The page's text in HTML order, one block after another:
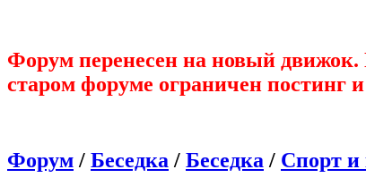
Форум перенесен на новый движок.
старом форуме ограничен постинг
Форум / Беседка / Беседка / Спорт и